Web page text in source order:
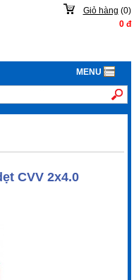
Giỏ hàng (0)
0đ
MENU
CVV 2x4.0